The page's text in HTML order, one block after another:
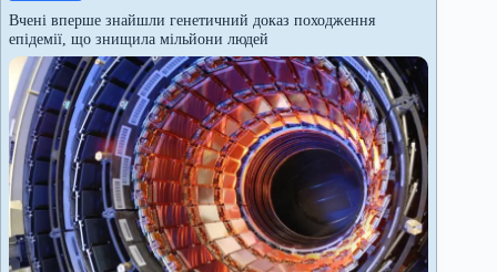
Вчені вперше знайшли генетичний доказ походження
епідемії, що знищила мільйони людей